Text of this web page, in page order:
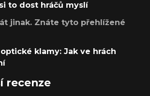
to dost hráčů myslí
jinak. Znáte tyto přehlížené
klamy: Jak ve hrách
recenze